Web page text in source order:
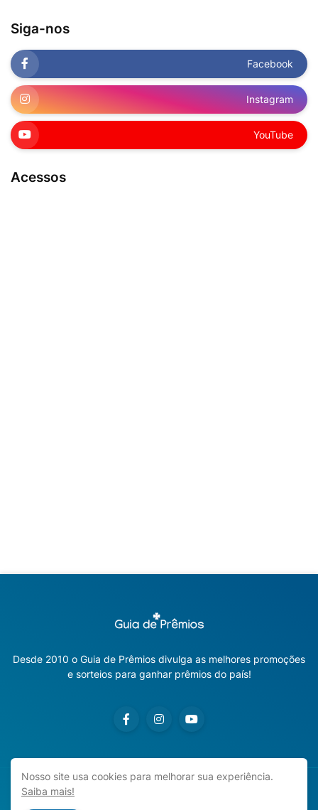
Siga-nos
Facebook
Instagram
YouTube
Acessos
Desde 2010 o Guia de Prêmios divulga as melhores promoções
e sorteios para ganhar prêmios do país!
Copyright ©
Nosso site usa cookies para melhorar sua experiência.
Saiba mais!